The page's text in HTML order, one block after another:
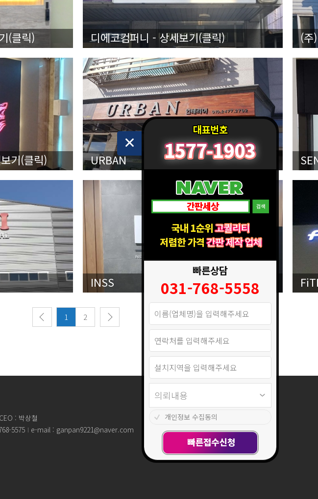
(클릭) 디에코컴퍼니 - 상세보기(클릭) (주
기(클릭) URBAN
INSS
1 2
CEO : 박상철
5575
e-mail : ganpan9221@naver.com
빠른상담
031-768-5558
개인정보 수집동의